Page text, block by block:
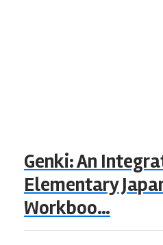
Genki: An
Elementary
Workboo…